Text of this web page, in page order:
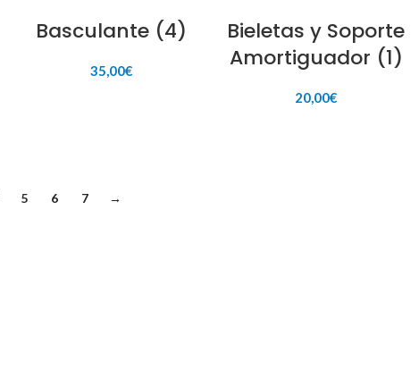
Basculante (4)
35,00€
Bieletas y Soporte
Amortiguador (1)
20,00€
5 6 7 →